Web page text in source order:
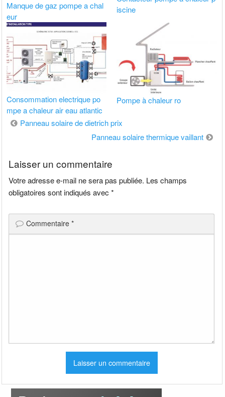
Manque de gaz pompe a chal
eur
iscine
Consommation electrique po
mpe a chaleur air eau atlantic
Pompe à chaleur ro
Navigation
Panneau solaire de dietrich prix
Panneau solaire thermique vaillant
Laisser un commentaire
Votre adresse e-mail ne sera pas publiée. Les champs
obligatoires sont indiqués avec*
Commentaire*